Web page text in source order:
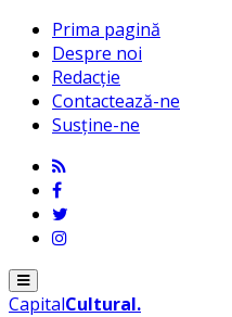
Prima pagină
Despre noi
Redacție
Contactează-ne
Susține-ne
Menu
CapitalCultural.